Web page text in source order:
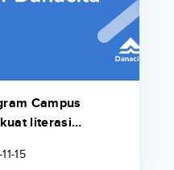
Campus
literasi
15